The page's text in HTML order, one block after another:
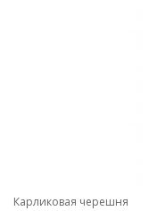
Карликовая черешня